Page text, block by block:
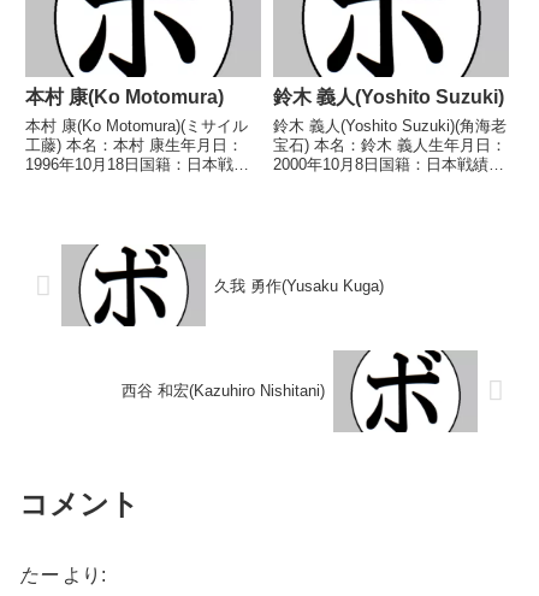
本村 康(Ko Motomura)
本村 康(Ko Motomura)(ミサイル
工藤) 本名：本村 康生年月日：
1996年10月18日国籍：日本戦
2023/06/25 ○2RTKO 新...
鈴木 義人(Yoshito Suzuki)
鈴木 義人(Yoshito Suzuki)(角海老
宝石) 本名：鈴木 義人生年月日：
2000年10月8日国籍：日本戦績：
久我 勇作(Yusaku Kuga)
西谷 和宏(Kazuhiro Nishitani)
コメント
たー より: